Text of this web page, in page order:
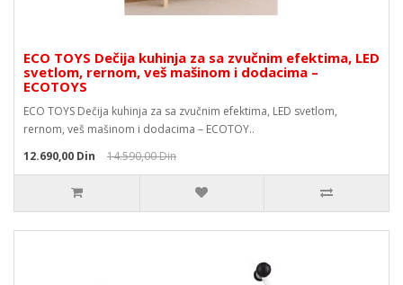
ECO TOYS Dečija kuhinja za sa zvučnim efektima, LED
svetlom, rernom, veš mašinom i dodacima –
ECOTOYS
ECO TOYS Dečija kuhinja za sa zvučnim efektima, LED svetlom,
rernom, veš mašinom i dodacima – ECOTOY..
12.690,00 Din
14.590,00 Din